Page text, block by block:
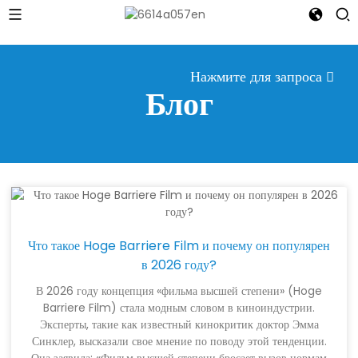
Нажмите для запроса
Блог
Что такое Hoge Barriere Film и почему он популярен
в 2026 году?
В 2026 году концепция «фильма высшей степени» (Hoge
Barriere Film) стала модным словом в киноиндустрии.
Эксперты, такие как известный кинокритик доктор Эмма
Синклер, высказали свое мнение по поводу этой тенденции.